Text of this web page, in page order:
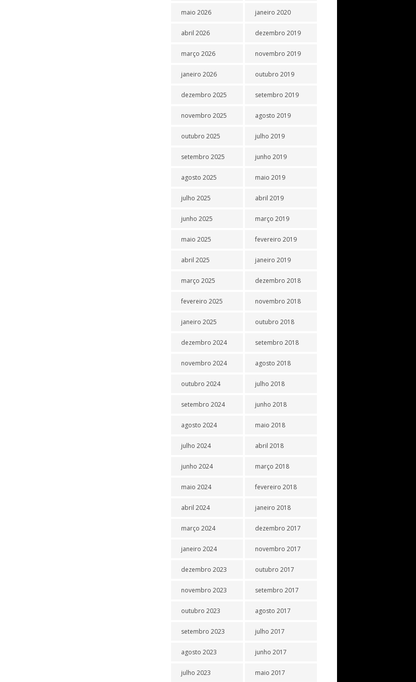
maio 2026
abril 2026
março 2026
janeiro 2026
dezembro 2025
novembro 2025
outubro 2025
setembro 2025
agosto 2025
julho 2025
junho 2025
maio 2025
abril 2025
março 2025
fevereiro 2025
janeiro 2025
dezembro 2024
novembro 2024
outubro 2024
setembro 2024
agosto 2024
julho 2024
junho 2024
maio 2024
abril 2024
março 2024
janeiro 2024
dezembro 2023
novembro 2023
outubro 2023
setembro 2023
agosto 2023
julho 2023
janeiro 2020
dezembro 2019
novembro 2019
outubro 2019
setembro 2019
agosto 2019
julho 2019
junho 2019
maio 2019
abril 2019
março 2019
fevereiro 2019
janeiro 2019
dezembro 2018
novembro 2018
outubro 2018
setembro 2018
agosto 2018
julho 2018
junho 2018
maio 2018
abril 2018
março 2018
fevereiro 2018
janeiro 2018
dezembro 2017
novembro 2017
outubro 2017
setembro 2017
agosto 2017
julho 2017
junho 2017
maio 2017